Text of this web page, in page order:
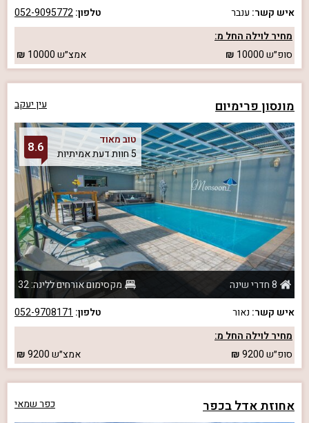
איש קשר: ענבר טלפון:052-9095772
מחיר לוילה החל מ:
סופ״ש10000 אמצ״ש10000
מונסון פרימיום עין יעקב
טוב מאוד
5 חוות דעת אמיתיות
8.6
8 חדרי שינה
מקסימום אורחים ללינה: 32
איש קשר: נאור טלפון: 052-9708171
מחיר לוילה החל מ:
סופ״ש9200 אמצ״ש9200
אחוזת אדל בכפר כפר שמאי